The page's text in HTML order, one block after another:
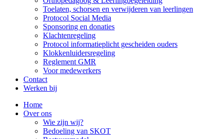
Toelaten, schorsen en verwijderen van leerlingen
Protocol Social Media
Sponsoring en donaties
Klachtenregeling
Protocol informatieplicht gescheiden ouders
Klokkenluidersregeling
Reglement GMR
Voor medewerkers
Contact
Werken bij
Home
Over ons
Wie zijn wij?
Bedoeling van SKOT